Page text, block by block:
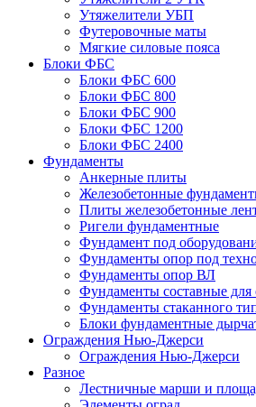
Утяжелители УБП
Футеровочные маты
Мягкие силовые пояса
Блоки ФБС
Блоки ФБС 600
Блоки ФБС 800
Блоки ФБС 900
Блоки ФБС 1200
Блоки ФБС 2400
Фундаменты
Анкерные плиты
Железобетонные
Плиты железобетонные
Ригели фундаментные
Фундамент под
Фундаменты опор под
Фундаменты опор ВЛ
Фундаменты составные
Фундаменты стаканного
Блоки фундаментные
Ограждения Нью-Джерси
Ограждения Нью-Джерси
Разное
Лестничные марши и